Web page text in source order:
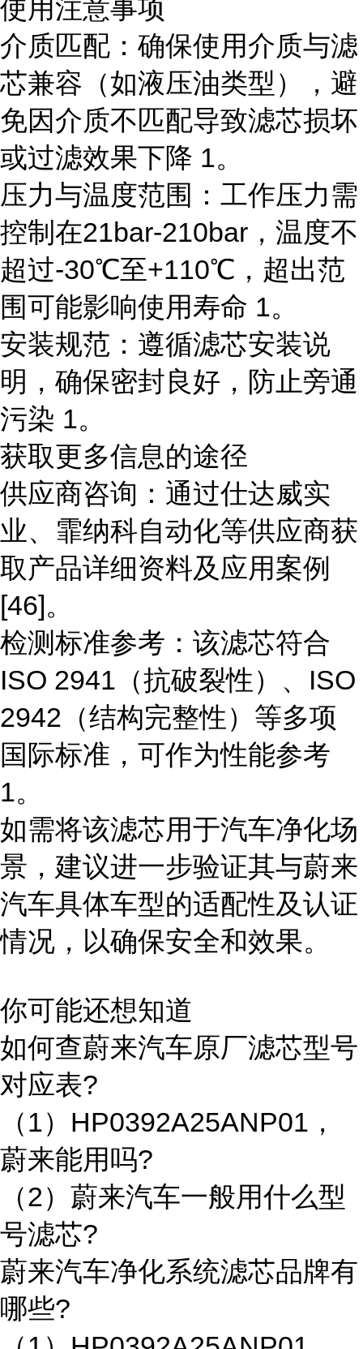
使用注意事项
介质匹配：确保使用介质与滤
芯兼容（如液压油类型），避
免因介质不匹配导致滤芯损坏
或过滤效果下降 1。
压力与温度范围：工作压力需
控制在21bar-210bar，温度不
超过-30℃至+110℃，超出范
围可能影响使用寿命 1。
安装规范：遵循滤芯安装说
明，确保密封良好，防止旁通
污染 1。
获取更多信息的途径
供应商咨询：通过仕达威实
业、霏纳科自动化等供应商获
取产品详细资料及应用案例
[46]。
检测标准参考：该滤芯符合
ISO 2941（抗破裂性）、ISO
2942（结构完整性）等多项
国际标准，可作为性能参考
1。
如需将该滤芯用于汽车净化场
景，建议进一步验证其与蔚来
汽车具体车型的适配性及认证
情况，以确保安全和效果。
你可能还想知道
如何查蔚来汽车原厂滤芯型号
对应表?
（1）HP0392A25ANP01，
蔚来能用吗?
（2）蔚来汽车一般用什么型
号滤芯?
蔚来汽车净化系统滤芯品牌有
哪些?